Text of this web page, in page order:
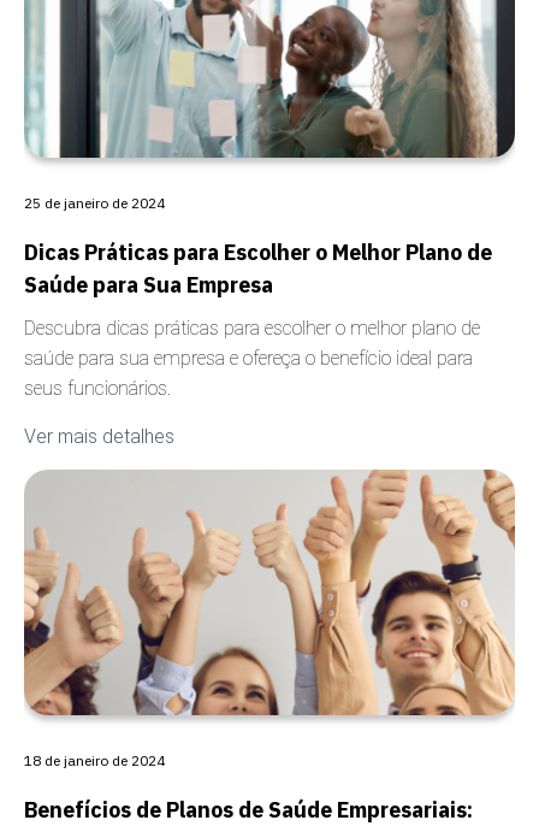
CARÊNCIA
Dicas Práticas para Escolher o Melhor Plano de
Saúde para Sua Empresa
Descubra dicas práticas para escolher o melhor plano de
saúde para sua empresa e ofereça o benefício ideal para
seus funcionários.
Ver mais detalhes
25 de janeiro de 2024
Benefícios de Planos de Saúde Empresariais:
18 de janeiro de 2024